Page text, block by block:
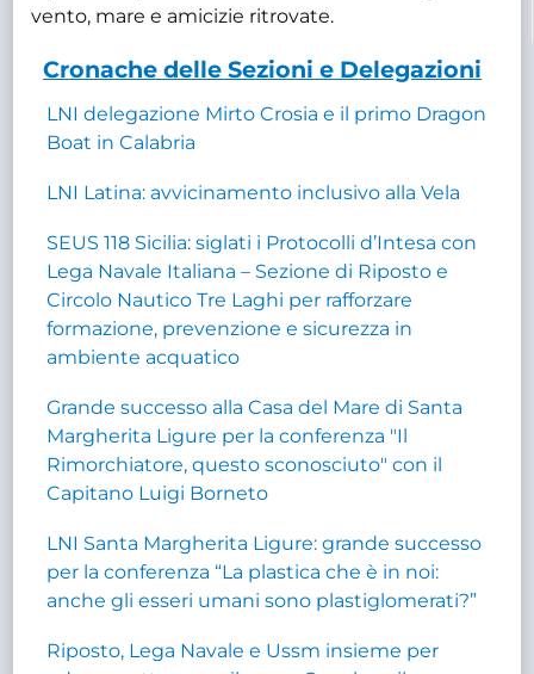
vento, mare e amicizie ritrovate.
Cronache delle Sezioni e Delegazioni
LNI delegazione Mirto Crosia e il primo Dragon
Boat in Calabria
LNI Latina: avvicinamento inclusivo alla Vela
SEUS 118 Sicilia: siglati i Protocolli d’Intesa con
Lega Navale Italiana – Sezione di Riposto e
Circolo Nautico Tre Laghi per rafforzare
formazione, prevenzione e sicurezza in
ambiente acquatico
Grande successo alla Casa del Mare di Santa
Margherita Ligure per la conferenza "Il
Rimorchiatore, questo sconosciuto" con il
Capitano Luigi Borneto
LNI Santa Margherita Ligure: grande successo
per la conferenza “La plastica che è in noi:
anche gli esseri umani sono plastiglomerati?”
Riposto, Lega Navale e Ussm insieme per